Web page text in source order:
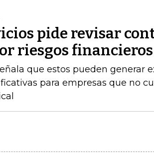
pide revisar
riesgos financieros
que estos pueden generar
para empresas que no